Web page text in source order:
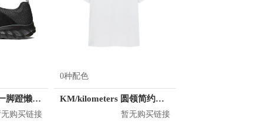
Skechers/斯凯奇 一脚蹬懒人鞋 8790050
购买链接
0种配色
KM/kilometers 圆领简约短袖T恤 M2X2108073
暂无购买链接